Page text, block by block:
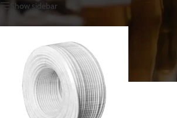
Show sidebar